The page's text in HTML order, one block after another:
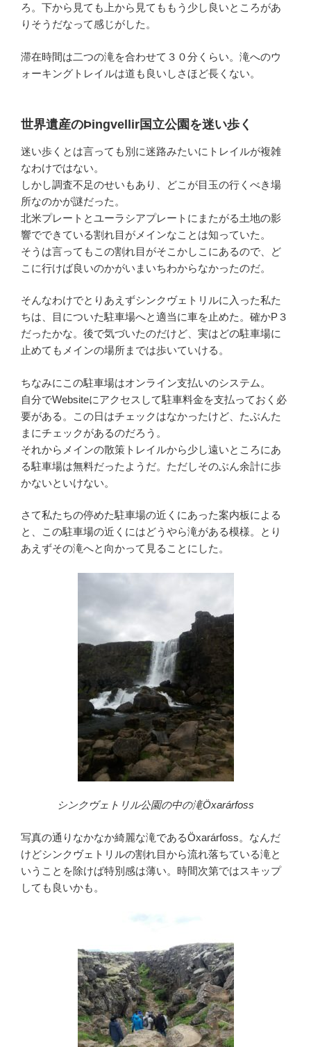
ろ。下から見ても上から見てももう少し良いところがあ
りそうだなって感じがした。
滞在時間は二つの滝を合わせて３０分くらい。滝へのウ
ォーキングトレイルは道も良いしさほど長くない。
世界遺産のÞingvellir国立公園を迷い歩く
迷い歩くとは言っても別に迷路みたいにトレイルが複雑
なわけではない。
しかし調査不足のせいもあり、どこが目玉の行くべき場
所なのかが謎だった。
北米プレートとユーラシアプレートにまたがる土地の影
響でできている割れ目がメインなことは知っていた。
そうは言ってもこの割れ目がそこかしこにあるので、ど
こに行けば良いのかがいまいちわからなかったのだ。
そんなわけでとりあえずシンクヴェトリルに入った私た
ちは、目についた駐車場へと適当に車を止めた。確かP３
だったかな。後で気づいたのだけど、実はどの駐車場に
止めてもメインの場所までは歩いていける。
ちなみにこの駐車場はオンライン支払いのシステム。
自分でWebsiteにアクセスして駐車料金を支払っておく必
要がある。この日はチェックはなかったけど、たぶんた
まにチェックがあるのだろう。
それからメインの散策トレイルから少し遠いところにあ
る駐車場は無料だったようだ。ただしそのぶん余計に歩
かないといけない。
さて私たちの停めた駐車場の近くにあった案内板による
と、この駐車場の近くにはどうやら滝がある模様。とり
あえずその滝へと向かって見ることにした。
シンクヴェトリル公園の中の滝Öxarárfoss
写真の通りなかなか綺麗な滝であるÖxarárfoss。なんだ
けどシンクヴェトリルの割れ目から流れ落ちている滝と
いうことを除けば特別感は薄い。時間次第ではスキップ
しても良いかも。